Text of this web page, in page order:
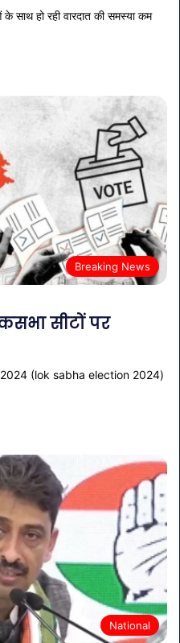
हो रही वारदात की समस्या कम
Breaking News
सीटों पर
2024 (lok sabha election 2024)
National